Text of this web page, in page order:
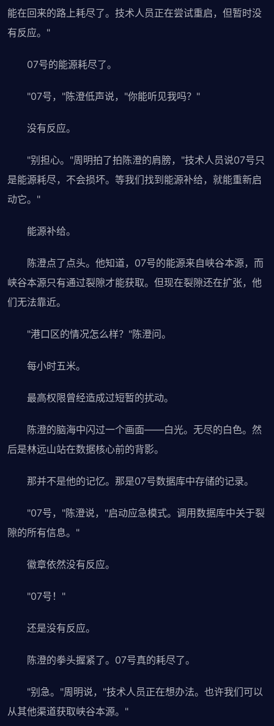
能在回来的路上耗尽了。技术人员正在尝试重启，但暂时没
有反应。"
07号的能源耗尽了。
"07号，"陈澄低声说，"你能听见我吗？"
没有反应。
"别担心。"周明拍了拍陈澄的肩膀，"技术人员说07号只
是能源耗尽，不会损坏。等我们找到能源补给，就能重新启
动它。"
能源补给。
陈澄点了点头。他知道，07号的能源来自峡谷本源，而
峡谷本源只有通过裂隙才能获取。但现在裂隙还在扩张，他
们无法靠近。
"港口区的情况怎么样？"陈澄问。
每小时五米。
最高权限曾经造成过短暂的扰动。
陈澄的脑海中闪过一个画面——白光。无尽的白色。然
后是林远山站在数据核心前的背影。
那并不是他的记忆。那是07号数据库中存储的记录。
"07号，"陈澄说，"启动应急模式。调用数据库中关于裂
隙的所有信息。"
徽章依然没有反应。
"07号！"
还是没有反应。
陈澄的拳头握紧了。07号真的耗尽了。
"别急。"周明说，"技术人员正在想办法。也许我们可以
从其他渠道获取峡谷本源。"